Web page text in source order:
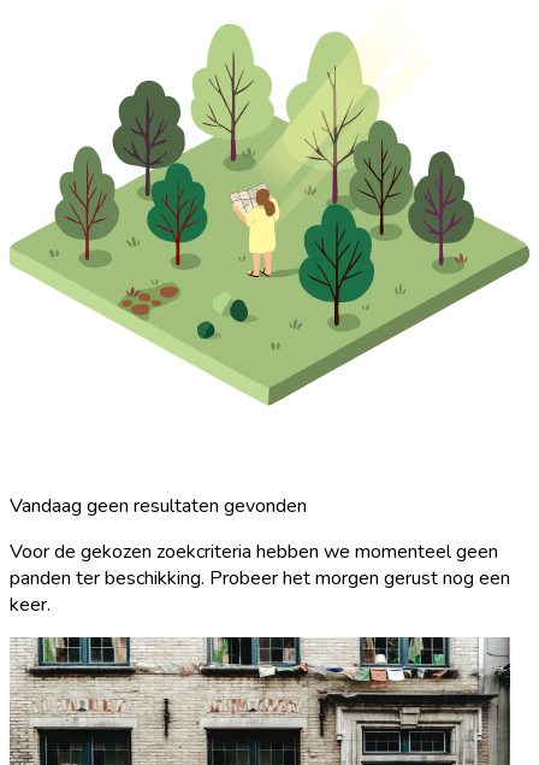
Vandaag geen resultaten gevonden
Voor de gekozen zoekcriteria hebben we momenteel geen
panden ter beschikking. Probeer het morgen gerust nog een
keer.